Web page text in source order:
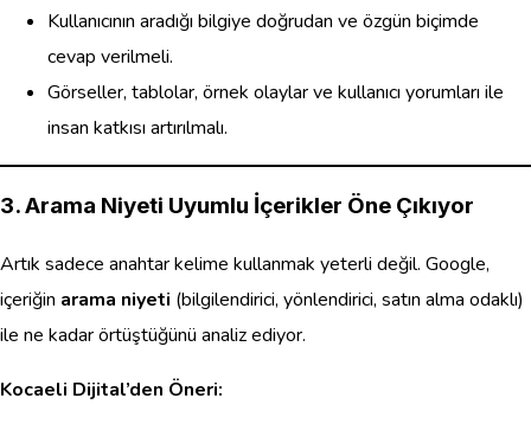
Kullanıcının aradığı bilgiye doğrudan ve özgün biçimde
cevap verilmeli.
Görseller, tablolar, örnek olaylar ve kullanıcı yorumları ile
insan katkısı artırılmalı.
3. Arama Niyeti Uyumlu İçerikler Öne Çıkıyor
Artık sadece anahtar kelime kullanmak yeterli değil. Google,
içeriğin arama niyeti (bilgilendirici, yönlendirici, satın alma odaklı)
ile ne kadar örtüştüğünü analiz ediyor.
Kocaeli Dijital’den Öneri: